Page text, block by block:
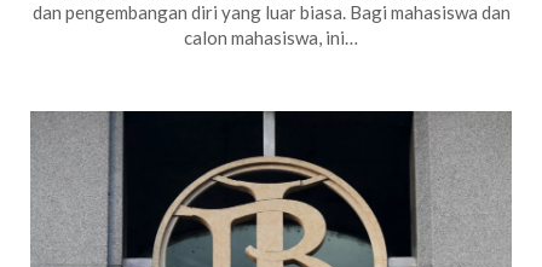
dan pengembangan diri yang luar biasa. Bagi mahasiswa dan
calon mahasiswa, ini…